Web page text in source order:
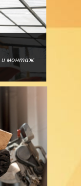
и монтаж